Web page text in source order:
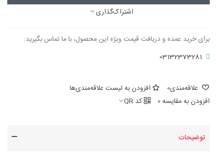
اشتراک‌گذاری
برای خرید عمده و دریافت قیمت ویژه این محصول، با ما تماس بگیرید:
03132373281
علاقه‌مندی0
افزودن به لیست علاقه‌مندی‌ها
افزودن به مقایسه0 کد QR
توضیحات